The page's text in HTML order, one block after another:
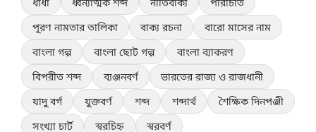
পূরণ নামতার তালিকা
বাক্য রচনা
বারো মাসের নাম
বাংলা গল্প
বাংলা ছোট গল্প
বাংলা ব্যাকরণ
বিপরীত শব্দ
ব্যঞ্জনবর্ণ
ভারতের রাজ্য ও রাজধানী
যাদু বর্গ
যুক্তবর্ণ শব্দ শব্দার্থ
শৈক্ষিক দিনপঞ্জী
সংখ্যা চার্ট
স্বরচিহ্ন স্বরবর্ণ